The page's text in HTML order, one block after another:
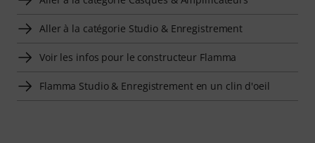
Aller à la catégorie Studio & Enregistrement
Voir les infos pour le constructeur Flamma
Flamma Studio & Enregistrement en un clin d'oeil